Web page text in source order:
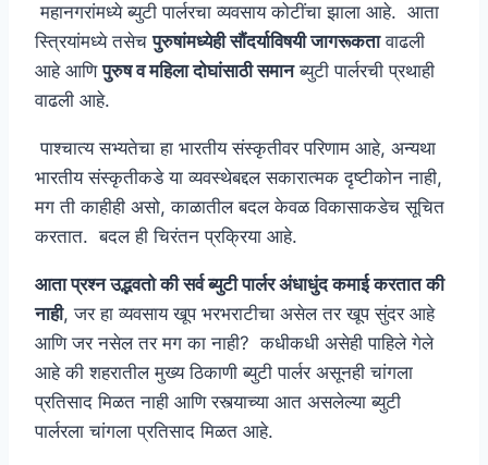
महानगरांमध्ये ब्युटी पार्लरचा व्यवसाय कोटींचा झाला आहे. आता
स्त्रियांमध्ये तसेचपुरुषांमध्येही सौंदर्याविषयी जागरूकतावाढली
आहे आणिपुरुष व महिला दोघांसाठी समानब्युटी पार्लरची प्रथाही
वाढली आहे.
पाश्चात्य सभ्यतेचा हा भारतीय संस्कृतीवर परिणाम आहे, अन्यथा
भारतीय संस्कृतीकडे या व्यवस्थेबद्दल सकारात्मक दृष्टीकोन नाही,
मग ती काहीही असो, काळातील बदल केवळ विकासाकडेच सूचित
करतात. बदल ही चिरंतन प्रक्रिया आहे.
आता प्रश्न उद्भवतो की सर्व ब्युटी पार्लर अंधाधुंद कमाई करतात की
नाही, जर हा व्यवसाय खूप भरभराटीचा असेल तर खूप सुंदर आहे
आणि जर नसेल तर मग का नाही? कधीकधी असेही पाहिले गेले
आहे की शहरातील मुख्य ठिकाणी ब्युटी पार्लर असूनही चांगला
प्रतिसाद मिळत नाही आणि रस्त्याच्या आत असलेल्या ब्युटी
पार्लरला चांगला प्रतिसाद मिळत आहे.